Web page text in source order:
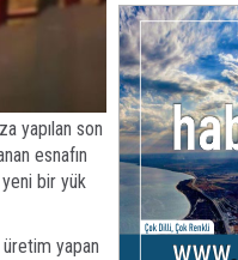
yapılan son
esnafın
bir yük
yapan